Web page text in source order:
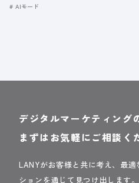
AIモード
デジタルマーケティング
まずはお気軽にご相談く
LANYがお客様と共に考え、最
ションを通じて見つけ出します。